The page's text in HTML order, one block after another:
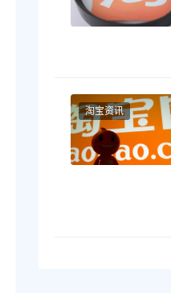
淘宝资讯